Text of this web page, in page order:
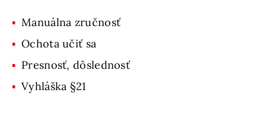
Manuálna zručnosť
Ochota učiť sa
Presnosť, dôslednosť
Vyhláška §21